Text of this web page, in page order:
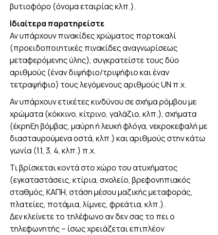
βυτιοφόρο (όνομα εταιρίας κλπ.).
Ιδιαίτερα παρατηρείστε
Αν υπάρχουν πινακίδες χρώματος πορτοκαλί
(προειδοποιητικές πινακίδες αναγνωρίσεως
μεταφερόμενης ύλης), συγκρατείστε τους δύο
αριθμούς (έναν διψήφιο/τριψήφιο και έναν
τετραψήφιο) τους λεγόμενους αριθμούς UN π.χ.
Αν υπάρχουν ετικέτες κινδύνου σε σχήμα ρόμβου με
χρώματα (κόκκινο, κίτρινο, γαλάζιο, κλπ.), σχήματα
(έκρηξη βόμβας, μαύρη ή λευκή φλόγα, νεκροκεφαλή με
διασταυρούμενα οστά, κλπ.) και αριθμούς στην κάτω
γωνία (1.1, 3, 4, κλπ.) π.χ.
Τι βρίσκεται κοντά στο χώρο του ατυχήματος
(εγκαταστάσεις, κτίρια, σχολείο, βρεφονηπιακός
σταθμός, ΚΑΠΗ, στάση μέσου μαζικής μεταφοράς,
πλατείες, ποτάμια, λίμνες, φρεάτια, κλπ.).
Δεν κλείνετε το τηλέφωνο αν δεν σας το πει ο
τηλεφωνητής – ίσως χρειάζεται επιπλέον